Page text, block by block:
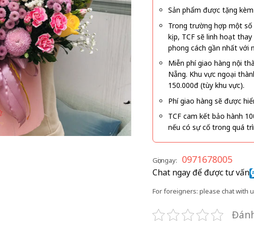
Sản phẩm được tặng
Trong trường hợp một
kịp, TCF sẽ linh hoạt
phong cách gần nhất với
Miễn phí giao hàng nội
Nẵng. Khu vực ngoại
150.000đ (tùy khu vực).
Phí giao hàng sẽ được
TCF cam kết bảo hành
nếu có sự cố trong quá
Gọi ngay: 0971678005
Chat ngay để được tư vấn
For foreigners: please chat with